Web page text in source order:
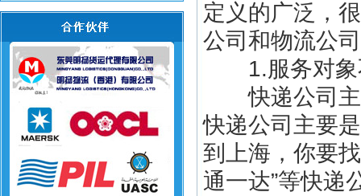
定义的广泛，
公司和物流公
1.服务对象
快递公司主
快递公司主要
到上海，你要
通一达”等快递